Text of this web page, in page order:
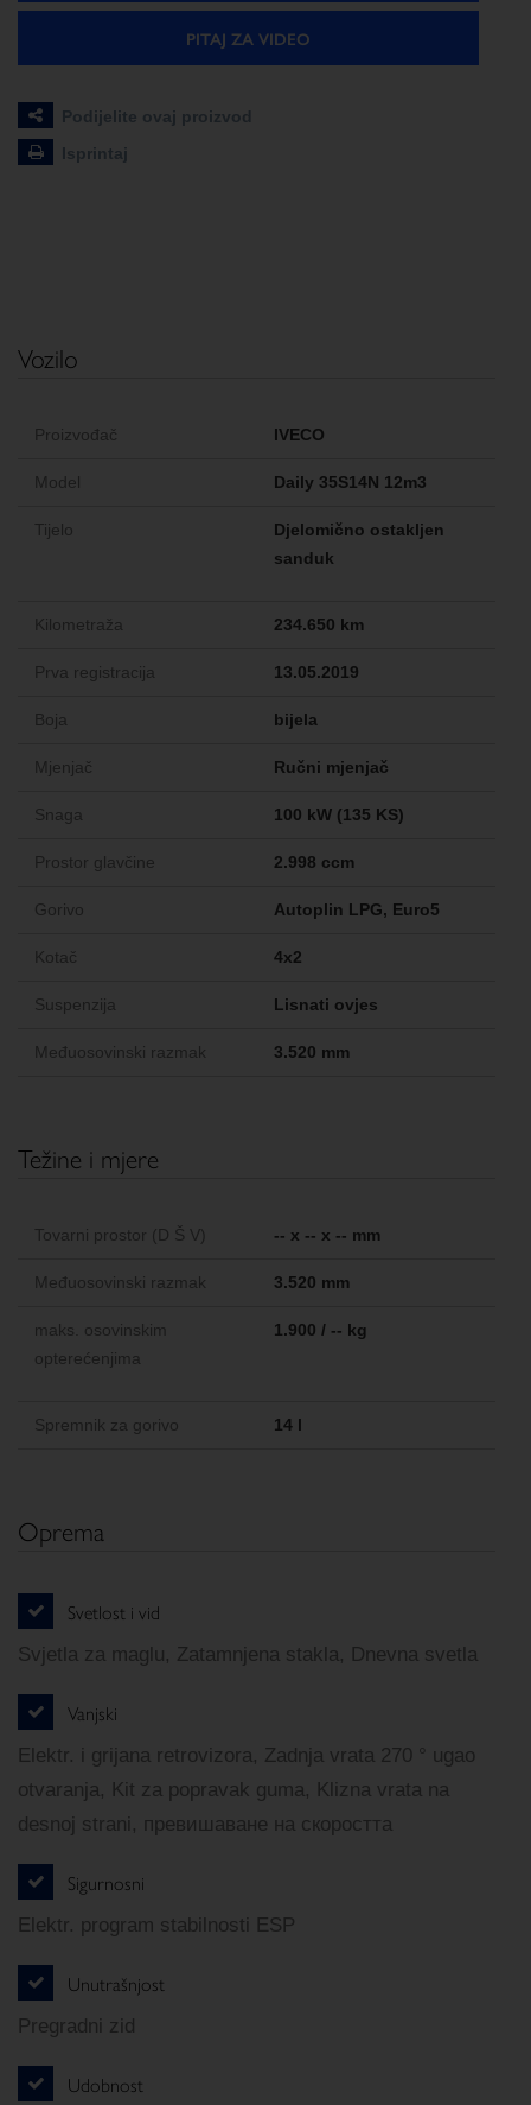
PITAJ ZA VIDEO
Podijelite ovaj proizvod
Isprintaj
Vozilo
Proizvođač IVECO
Model Daily 35S14N 12m3
Tijelo
Djelomično ostakljen
sanduk
Kilometraža 234.650 km
Prva registracija 13.05.2019
Boja bijela
Mjenjač Ručni mjenjač
Snaga 100 kW (135 KS)
Prostor glavčine 2.998 ccm
Gorivo Autoplin LPG, Euro5
Kotač 4x2
Suspenzija Lisnati ovjes
Međuosovinski razmak 3.520 mm
Težine i mjere
Tovarni prostor (D Š V) -- x -- x -- mm
Međuosovinski razmak 3.520 mm
maks. osovinskim
opterećenjima
1.900 / -- kg
Spremnik za gorivo 14 l
Oprema
Svetlost i vid
Svjetla za maglu, Zatamnjena stakla, Dnevna svetla
Vanjski
Elektr. i grijana retrovizora, Zadnja vrata 270 ° ugao
otvaranja, Kit za popravak guma, Klizna vrata na
desnoj strani, превишаване на скоростта
Sigurnosni
Elektr. program stabilnosti ESP
Unutrašnjost
Pregradni zid
Udobnost